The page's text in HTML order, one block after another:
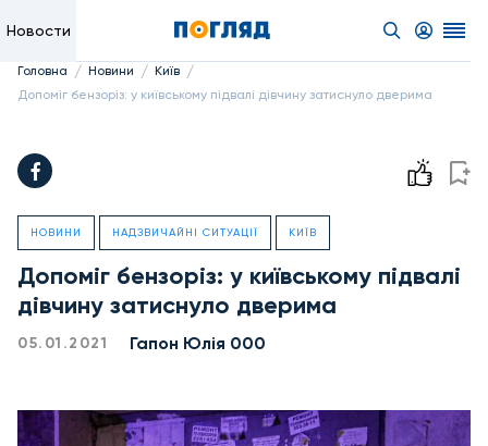
Новости
Головна / Новини / Київ /
Допоміг бензоріз: у київському підвалі дівчину затиснуло дверима
НОВИНИ НАДЗВИЧАЙНІ СИТУАЦІЇ КИЇВ
Допоміг бензоріз: у київському підвалі
дівчину затиснуло дверима
05.01.2021 Гапон Юлія 000